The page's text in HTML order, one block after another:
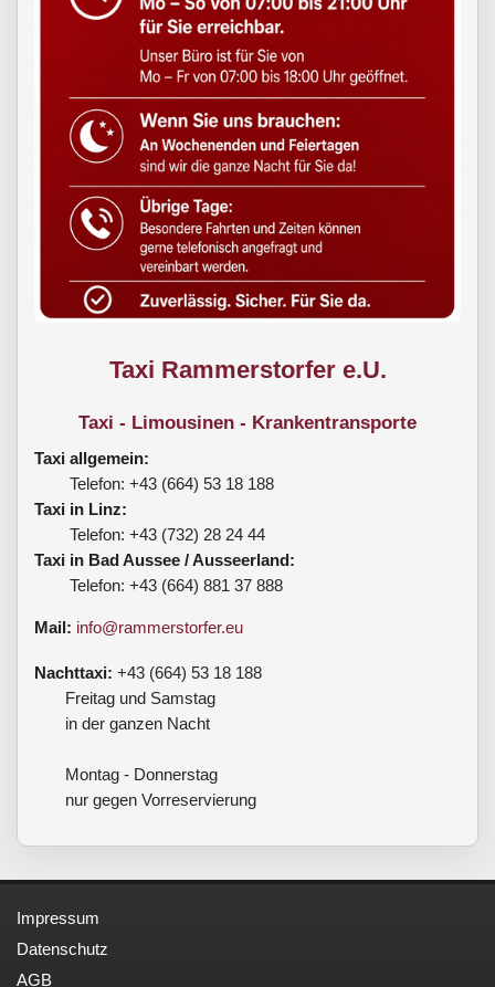
Taxi Rammerstorfer e.U.
Taxi - Limousinen - Krankentransporte
Taxi allgemein:
Telefon: +43 (664) 53 18 188
Taxi in Linz:
Telefon: +43 (732) 28 24 44
Taxi in Bad Aussee / Ausseerland:
Telefon: +43 (664) 881 37 888
Mail: info@rammerstorfer.eu
Nachttaxi: +43 (664) 53 18 188
Freitag und Samstag
in der ganzen Nacht
Montag - Donnerstag
nur gegen Vorreservierung
Impressum
Datenschutz
AGB